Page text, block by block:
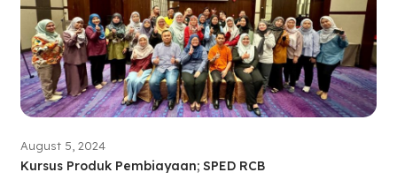
August 5, 2024
Kursus Produk Pembiayaan; SPED RCB